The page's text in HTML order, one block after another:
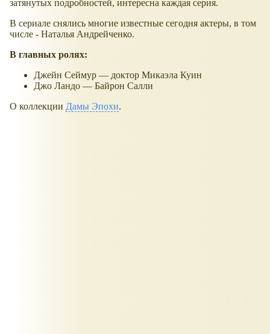
затянутых подробностей, интересна каждая серия.
В сериале снялись многие известные сегодня актеры, в том
числе - Наталья Андрейченко.
В главных ролях:
Джейн Сеймур — доктор Микаэла Куин
Джо Ландо — Байрон Салли
О коллекции Дамы Эпохи.